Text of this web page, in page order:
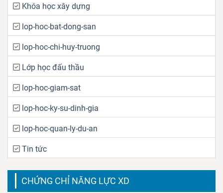
Khóa học xây dựng
lop-hoc-bat-dong-san
lop-hoc-chi-huy-truong
Lớp học đấu thầu
lop-hoc-giam-sat
lop-hoc-ky-su-dinh-gia
lop-hoc-quan-ly-du-an
Tin tức
CHỨNG CHỈ NĂNG LỰC XD